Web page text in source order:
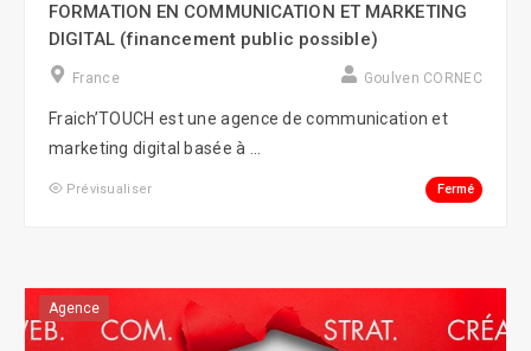
FORMATION EN COMMUNICATION ET MARKETING
DIGITAL (financement public possible)
France Goulven CORNEC
Fraich’TOUCH est une agence de communication et
marketing digital basée à ...
Prévisualiser Fermé
Agence